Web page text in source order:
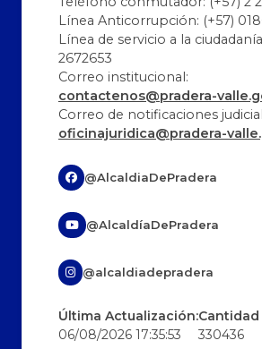
Línea Anticorrupción: (+57)
Línea de servicio a la
2672653
Correo institucional:
contactenos@pradera-
Correo de notificaciones
oficinajuridica@pradera-
@AlcaldiaDePradera
@AlcaldíaDePradera
@alcaldiadepradera
Última Actualización:
06/08/2026 17:35:53
330436